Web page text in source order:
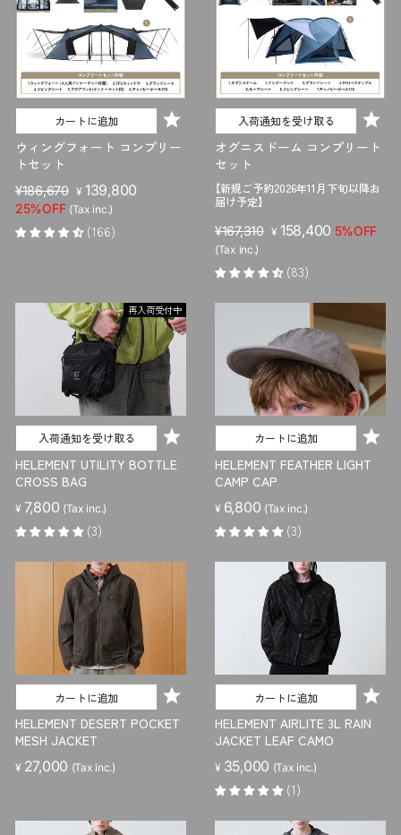
カートに追加
ウィングフォート コンプリー
トセット
販
売
価
格
¥186,670 セ
ー
ル
価
¥ 139,800
25%OFF (Tax inc.)
(166)
入荷通知を受け取る
オグニスドーム コンプリート
セット
【新規ご予約2026年11月下旬以降お
届け予定】
販
売
価
格
¥167,310 セ
ル
価
格
¥ 158,400 5%OFF
(Tax inc.)
(83)
再入荷受付中
入荷通知を受け取る
HELEMENT UTILITY BOTTLE
CROSS BAG
¥ 7,800 (Tax inc.)
(3)
カートに追加
HELEMENT FEATHER LIGHT
CAMP CAP
¥ 6,800 (Tax inc.)
(3)
カートに追加
HELEMENT DESERT POCKET
MESH JACKET
¥ 27,000 (Tax inc.)
カートに追加
HELEMENT AIRLITE 3L RAIN
JACKET LEAF CAMO
¥ 35,000 (Tax inc.)
(1)